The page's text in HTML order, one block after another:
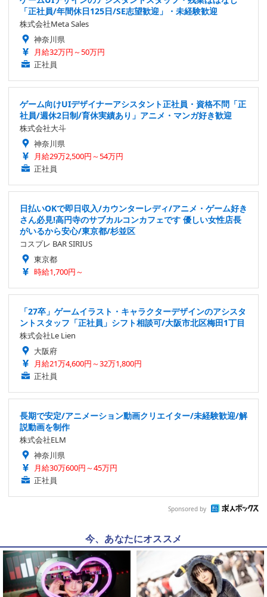
「正社員/年間休日125日/SE志望歓迎」・未経験歓迎
株式会社Meta Sales
神奈川県
月給32万円～50万円
正社員
ゲーム向けUIデザイナーアシスタント正社員・資格不問「正
社員/週休2日制/育休実績あり」アニメ・マンガ好き歓迎
株式会社大斗
神奈川県
月給29万2,500円～54万円
正社員
日払いOKで即日収入/カウンターレディ/アニメ・ゲーム好き
さん必見!高円寺のサブカルコンカフェです 優しい女性店長
がいるから安心/東京都/杉並区
コスプレ BAR SIRIUS
東京都
時給1,700円～
「27卒」ゲームイラスト・キャラクターデザインのアシスタ
ントスタッフ「正社員」シフト相談可/大阪市北区梅田1丁目
株式会社Le Lien
大阪府
月給21万4,600円～32万1,800円
正社員
長期で安定/アニメーション動画クリエイター/未経験歓迎/解
説動画を制作
株式会社ELM
神奈川県
月給30万600円～45万円
正社員
Sponsored by
今、あなたにオススメ